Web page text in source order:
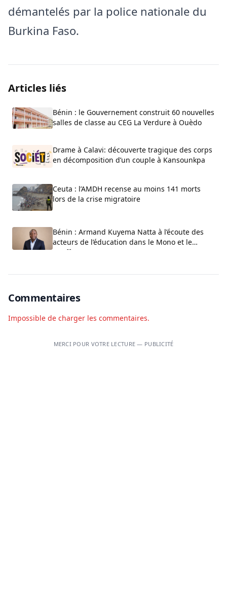
démantelés par la police nationale du
Burkina Faso.
Articles liés
Bénin : le Gouvernement construit 60 nouvelles
salles de classe au CEG La Verdure à Ouèdo
Drame à Calavi: découverte tragique des corps
en décomposition d’un couple à Kansounkpa
Ceuta : l’AMDH recense au moins 141 morts
lors de la crise migratoire
Bénin : Armand Kuyema Natta à l’écoute des
acteurs de l’éducation dans le Mono et le
Couffo
Commentaires
Impossible de charger les commentaires.
MERCI POUR VOTRE LECTURE — PUBLICITÉ